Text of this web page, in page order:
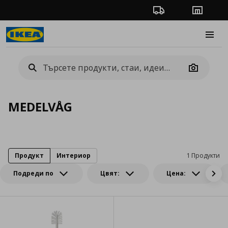
Проследяване на
Camera
MEDELVÅG
Подреди по Цвят: Цена:
1 Продукти
Продукт Интериор